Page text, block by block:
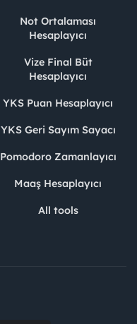
Not Ortalaması
Hesaplayıcı
Vize Final Büt
Hesaplayıcı
YKS Puan Hesaplayıcı
YKS Geri Sayım Sayacı
Pomodoro Zamanlayıcı
Maaş Hesaplayıcı
All tools